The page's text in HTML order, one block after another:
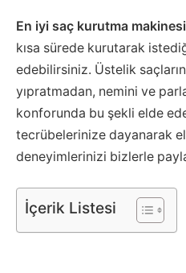
En iyi saç kurutma makinesi
kısa sürede kurutarak
edebilirsiniz. Üstelik
yıpratmadan, nemini ve
konforunda bu şekli elde
tecrübelerinize dayanarak
deneyimlerinizi bizlerle
İçerik Listesi